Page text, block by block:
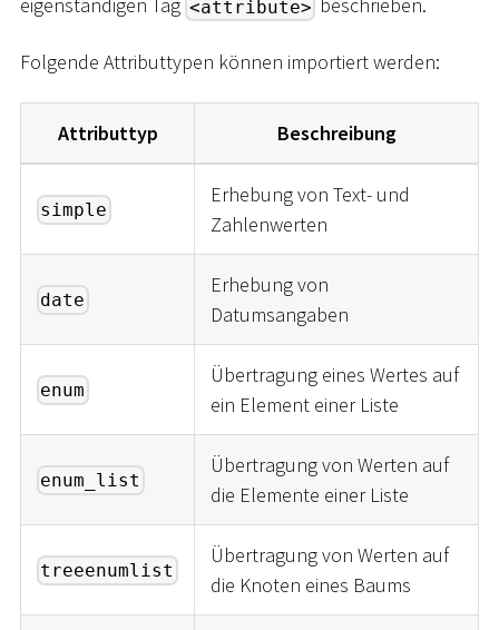
<attribute>
Folgende Attributtypen können importiert werden:
Attributtyp Beschreibung
simple
Erhebung von Text- und
Zahlenwerten
date
Erhebung von
Datumsangaben
enum
Übertragung eines Wertes auf
ein Element einer Liste
enum_list
Übertragung von Werten auf
die Elemente einer Liste
treeenumlist
Übertragung von Werten auf
die Knoten eines Baums